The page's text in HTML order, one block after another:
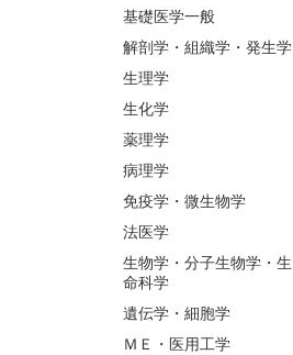
基礎医学一般
解剖学・組織学・発生学
生理学
生化学
薬理学
病理学
免疫学・微生物学
法医学
生物学・分子生物学・生
命科学
遺伝学・細胞学
ＭＥ・医用工学